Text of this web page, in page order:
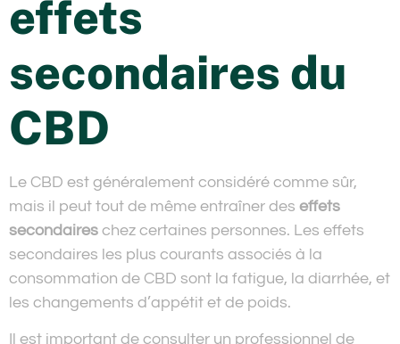
effets
secondaires du
CBD
Le CBD est généralement considéré comme sûr,
mais il peut tout de même entraîner des effets
secondaires chez certaines personnes. Les effets
secondaires les plus courants associés à la
consommation de CBD sont la fatigue, la diarrhée, et
les changements d’appétit et de poids.
Il est important de consulter un professionnel de